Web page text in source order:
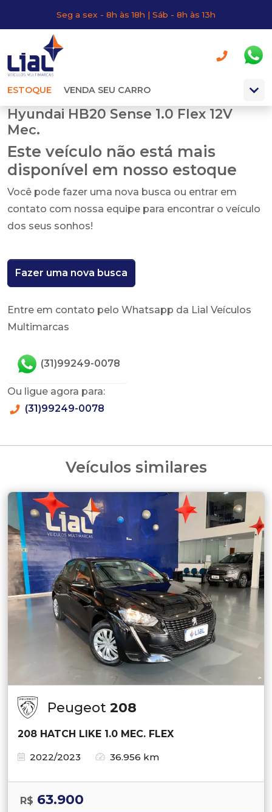
Seg a sex - 8h às 18h | Sáb - 8h às 13h
ESTOQUE VENDA SEU CARRO
Hyundai HB20 Sense 1.0 Flex 12V
Mec.
Este veículo não está mais
disponível em nosso estoque
Você pode fazer uma nova busca ou entrar em
contato com nossa equipe para encontrar o veículo
dos seus sonhos!
Fazer uma nova busca
Entre em contato pelo Whatsapp da Lial Veículos
Multimarcas
(31)99249-0078
Ou ligue agora para:
(31)99249-0078
Veículos similares
Peugeot 208
208 HATCH LIKE 1.0 MEC. FLEX
2022/2023
36.956 km
R$ 63.900